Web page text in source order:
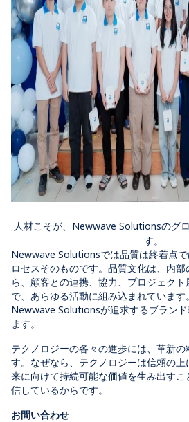
人材こそが、Newwave Solutionsのグ
す。
Newwave Solutionsでは品質は終着点
ロセスそのものです。品質文化は、内
ら、顧客との連携、協力
プロジェクト
で、あらゆる活動に組み込まれています
Newwave Solutionsが追求するブラン
ます。
テクノロジーの各々の進歩には、革新
す。 なぜなら、テクノロジーは信頼の
来に向けて持続可能な価値を生み出す
信しているからです。
お問い合わせ